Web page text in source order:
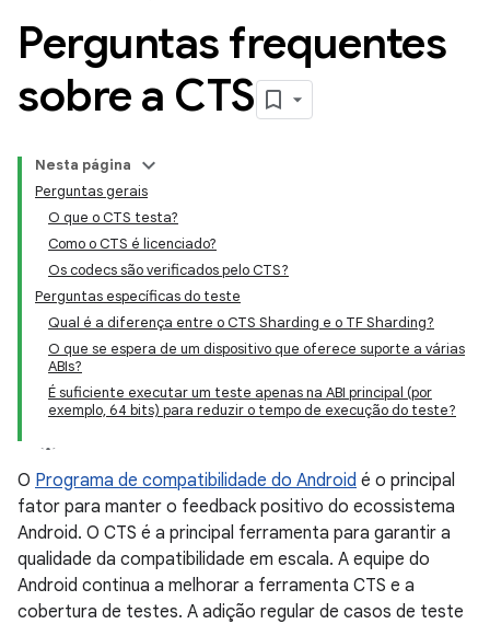
Perguntas frequentes
sobre a CTS
Nesta página
Perguntas gerais
O que o CTS testa?
Como o CTS é licenciado?
Os codecs são verificados pelo CTS?
Perguntas específicas do teste
Qual é a diferença entre o CTS Sharding e o TF Sharding?
O que se espera de um dispositivo que oferece suporte a várias
ABIs?
É suficiente executar um teste apenas na ABI principal (por
exemplo, 64 bits) para reduzir o tempo de execução do teste?
O Programa de compatibilidade do Android é o principal
fator para manter o feedback positivo do ecossistema
Android. O CTS é a principal ferramenta para garantir a
qualidade da compatibilidade em escala. A equipe do
Android continua a melhorar a ferramenta CTS e a
cobertura de testes. A adição regular de casos de teste